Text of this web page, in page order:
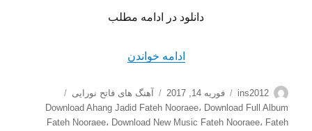
دانلود در ادامه مطلب
ادامه خواندن
نویسنده
ins2012
ارسال
شده
در
فوریه 14, 2017 دسته‌ها
آهنگ های فاتح نورایی
Download Ahang Jadid Fateh Nooraee، Download Full Album
Fateh Nooraee، Download New Music Fateh Nooraee، Fateh